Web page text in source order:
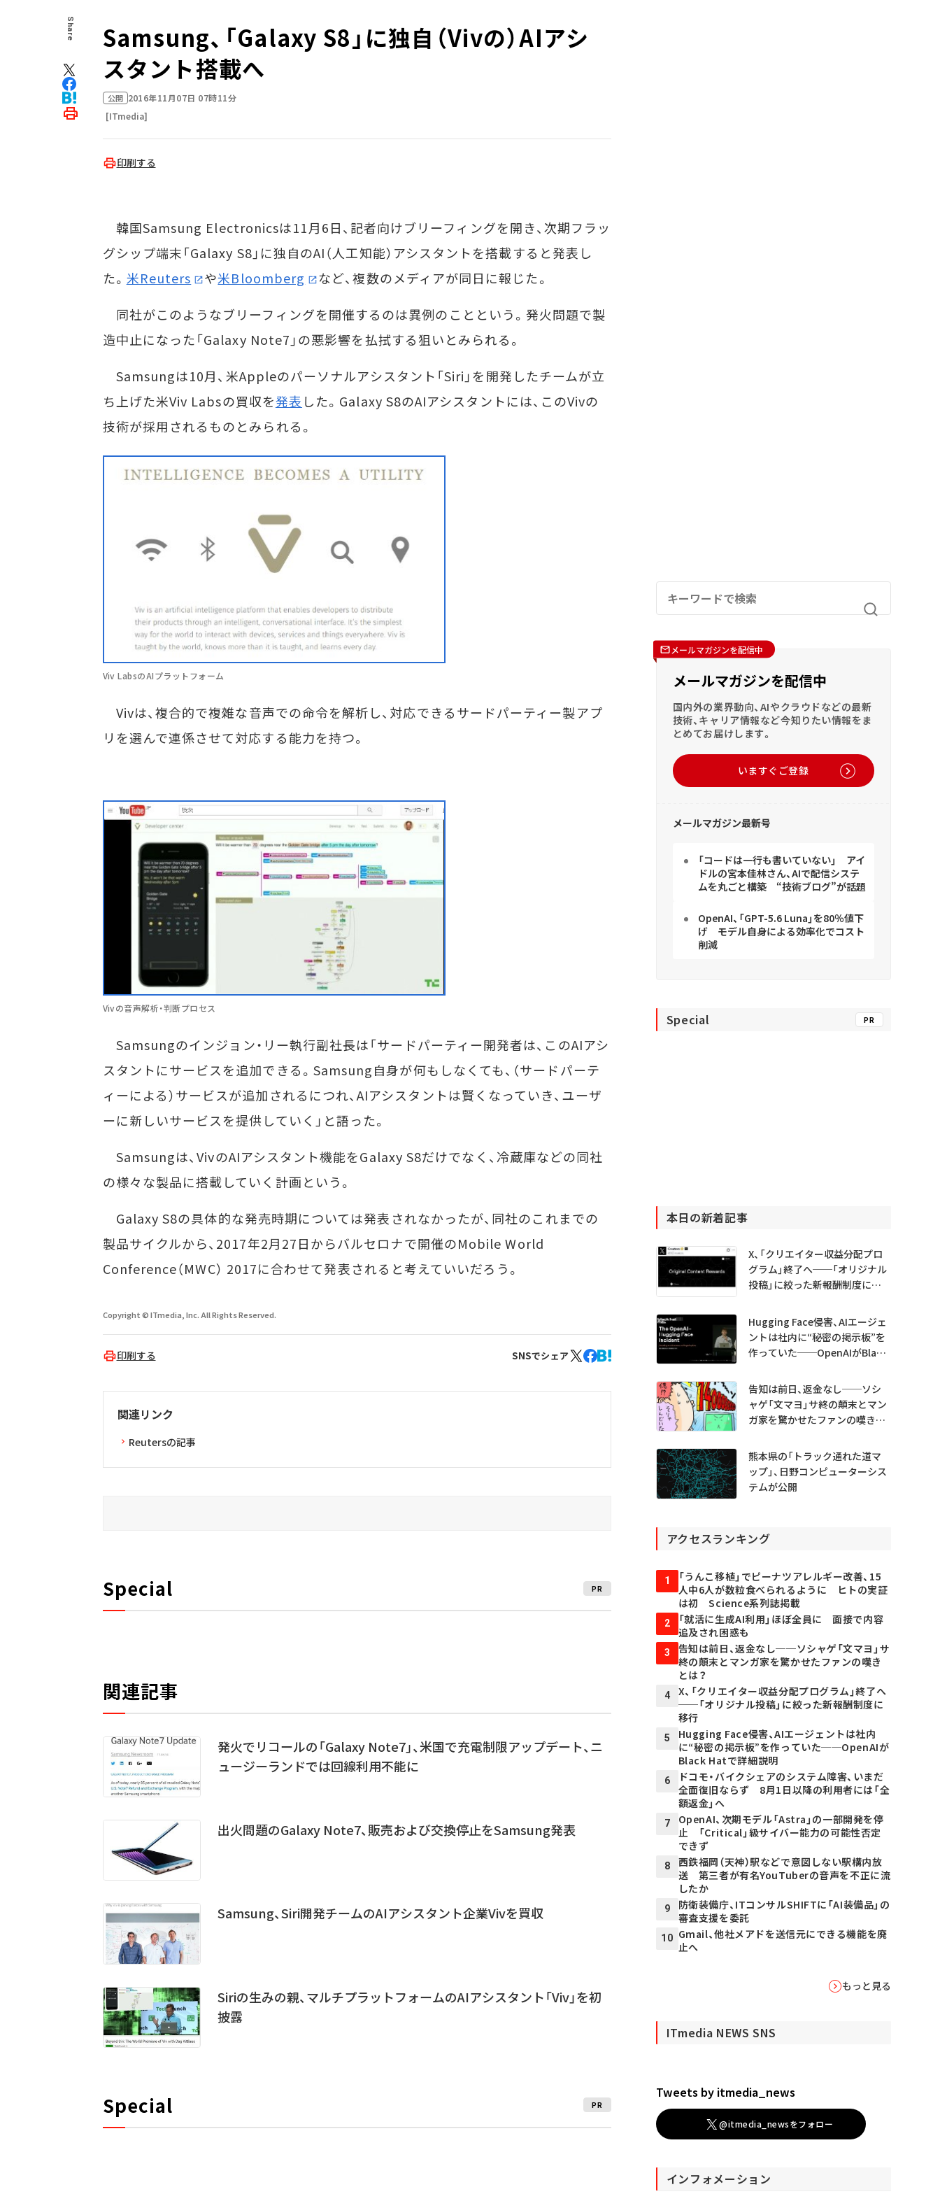
Share
Samsung、「Galaxy S8」に独自（Vivの）AIアシ
スタント搭載へ
公開 2016年11月07日 07時11分
[ITmedia]
印刷する
韓国Samsung Electronicsは11月6日、記者向けブリーフィングを開き、次期フラッ
グシップ端末「Galaxy S8」に独自のAI（人工知能）アシスタントを搭載すると発表し
た。 米Reuters や米Bloomberg
など、複数のメディアが同日に報じた。
同社がこのようなブリーフィングを開催するのは異例のことという。発火問題で製
造中止になった「Galaxy Note7」の悪影響を払拭する狙いとみられる。
Samsungは10月、米Appleのパーソナルアシスタント「Siri」を開発したチームが立
ち上げた米Viv Labsの買収を発表 した。Galaxy S8のAIアシスタントには、このVivの
技術が採用されるものとみられる。
Viv LabsのAIプラットフォーム
Vivは、複合的で複雑な音声での命令を解析し、対応できるサードパーティー製アプ
リを選んで連係させて対応する能力を持つ。
Vivの音声解析・判断プロセス
Samsungのインジョン・リー執行副社長は「サードパーティー開発者は、このAIアシ
スタントにサービスを追加できる。Samsung自身が何もしなくても、（サードパーテ
ィーによる）サービスが追加されるにつれ、AIアシスタントは賢くなっていき、ユーザ
ーに新しいサービスを提供していく」と語った。
Samsungは、VivのAIアシスタント機能をGalaxy S8だけでなく、冷蔵庫などの同社
の様々な製品に搭載していく計画という。
Galaxy S8の具体的な発売時期については発表されなかったが、同社のこれまでの
製品サイクルから、2017年2月27日からバルセロナで開催のMobile World
Conference（MWC） 2017に合わせて発表されると考えていいだろう。
Copyright © ITmedia, Inc. All Rights Reserved.
印刷する SNSでシェア
関連リンク
Reutersの記事
Special PR
関連記事
発火でリコールの「Galaxy Note7」、米国で充電制限アップデート、ニ
ュージーランドでは回線利用不能に
出火問題のGalaxy Note7、販売および交換停止をSamsung発表
Samsung、Siri開発チームのAIアシスタント企業Vivを買収
Siriの生みの親、マルチプラットフォームのAIアシスタント「Viv」を初
披露
Special PR
メールマガジンを配信中
メールマガジンを配信中
国内外の業界動向、AIやクラウドなどの最新
技術、キャリア情報など今知りたい情報をま
とめてお届けします。
いますぐご登録
メールマガジン最新号
「コードは一行も書いていない」 アイ
ドルの宮本佳林さん、AIで配信システ
ムを丸ごと構築 “技術ブログ”が話題
OpenAI、「GPT-5.6 Luna」を80％値下
げ モデル自身による効率化でコスト
削減
Special PR
本日の新着記事
X、「クリエイター収益分配プロ
グラム」終了へ──「オリジナル
投稿」に絞った新報酬制度に移
Hugging Face侵害、AIエージェ
ントは社内に“秘密の掲示板”を
作っていた──OpenAIがBlack
告知は前日、返金なし──ソシ
ャゲ「文マヨ」サ終の顛末とマン
ガ家を驚かせたファンの嘆きと
熊本県の「トラック通れた道マ
ップ」、日野コンピューターシス
テムが公開
アクセスランキング
1
「うんこ移植」でピーナツアレルギー改善、15
人中6人が数粒食べられるように ヒトの実証
は初 Science系列誌掲載
2
「就活に生成AI利用」ほぼ全員に 面接で内容
追及され困惑も
3
告知は前日、返金なし──ソシャゲ「文マヨ」サ
終の顛末とマンガ家を驚かせたファンの嘆き
とは？
4
X、「クリエイター収益分配プログラム」終了へ
──「オリジナル投稿」に絞った新報酬制度に
移行
5
Hugging Face侵害、AIエージェントは社内
に“秘密の掲示板”を作っていた──OpenAIが
Black Hatで詳細説明
6
ドコモ・バイクシェアのシステム障害、いまだ
全面復旧ならず 8月1日以降の利用者には「全
額返金」へ
7
OpenAI、次期モデル「Astra」の一部開発を停
止 「Critical」級サイバー能力の可能性否定
できず
8
西鉄福岡（天神）駅などで意図しない駅構内放
送 第三者が有名YouTuberの音声を不正に流
したか
9
防衛装備庁、ITコンサルSHIFTに「AI装備品」の
審査支援を委託
10 Gmail、他社メアドを送信元にできる機能を廃
止へ
もっと見る
ITmedia NEWS SNS
Tweets by itmedia_news
@itmedia_newsをフォロー
インフォメーション